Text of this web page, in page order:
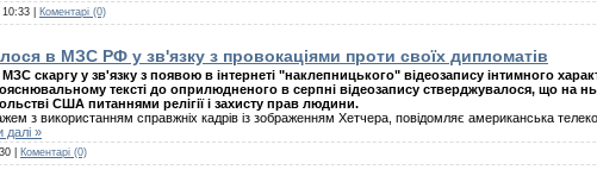
10:33 Коментарі (0)
в МЗС РФ у зв'язку з провокаціями проти своїх дипломатів
скаргу у зв'язку з появою в інтернеті "наклепницького" відеозапису інтимного
тексті до оприлюдненого в серпні відеозапису стверджувалося, що на
США питаннями релігії і захисту прав людини.
з використанням справжніх кадрів із зображенням Хетчера, повідомляє американська
далі »
Коментарі (0)